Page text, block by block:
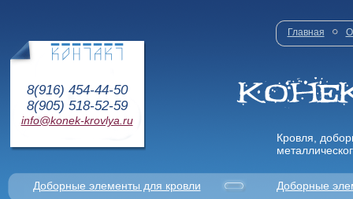
8(916) 454-44-50
8(905) 518-52-59
info@konek-krovlya.ru
Главная О
Кровля,
Доборные элементы для кровли Доборные